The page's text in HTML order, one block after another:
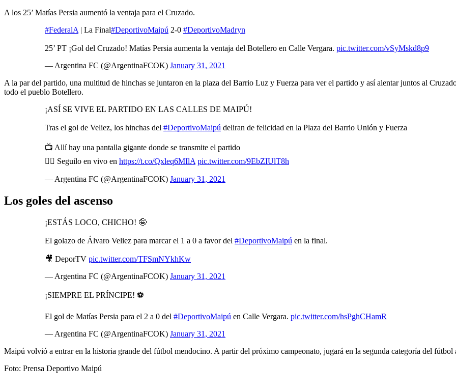
A los 25’ Matías Persia aumentó la ventaja para el Cruzado.
#FederalA | La Final#DeportivoMaipú 2-0 #DeportivoMadryn
25’ PT ¡Gol del Cruzado! Matías Persia aumenta la ventaja del Botellero en Calle Vergara. pic.twitter.com/vSyMskd8p9
— Argentina FC (@ArgentinaFCOK) January 31, 2021
A la par del partido, una multitud de hinchas se juntaron en la plaza del Barrio Luz y Fuerza para ver el partido y así alentar juntos al
todo el pueblo Botellero.
¡ASÍ SE VIVE EL PARTIDO EN LAS CALLES DE MAIPÚ!
Tras el gol de Veliez, los hinchas del #DeportivoMaipú deliran de felicidad en la Plaza del Barrio Unión y Fuerza
📺 Allí hay una pantalla gigante donde se transmite el partido
👉🏽 Seguilo en vivo en https://t.co/Qxleq6MIlA pic.twitter.com/9EbZIUlT8h
— Argentina FC (@ArgentinaFCOK) January 31, 2021
Los goles del ascenso
¡ESTÁS LOCO, CHICHO! 🤪
El golazo de Álvaro Veliez para marcar el 1 a 0 a favor del #DeportivoMaipú en la final.
🎥 DeporTV pic.twitter.com/TFSmNYkhKw
— Argentina FC (@ArgentinaFCOK) January 31, 2021
¡SIEMPRE EL PRÍNCIPE! ⚽️
El gol de Matías Persia para el 2 a 0 del #DeportivoMaipú en Calle Vergara. pic.twitter.com/hsPghCHamR
— Argentina FC (@ArgentinaFCOK) January 31, 2021
Maipú volvió a entrar en la historia grande del fútbol mendocino. A partir del próximo campeonato, jugará en la segunda categoría del fútbol
Foto: Prensa Deportivo Maipú